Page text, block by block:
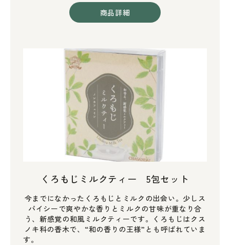
商品詳細
くろもじミルクティー 5包セット
今までになかったくろもじとミルクの出会い。少しス
パイシーで爽やかな香りとミルクの甘味が重なり合
う、新感覚の和風ミルクティーです。くろもじはクス
ノキ科の香木で、“和の香りの王様”とも呼ばれていま
す。